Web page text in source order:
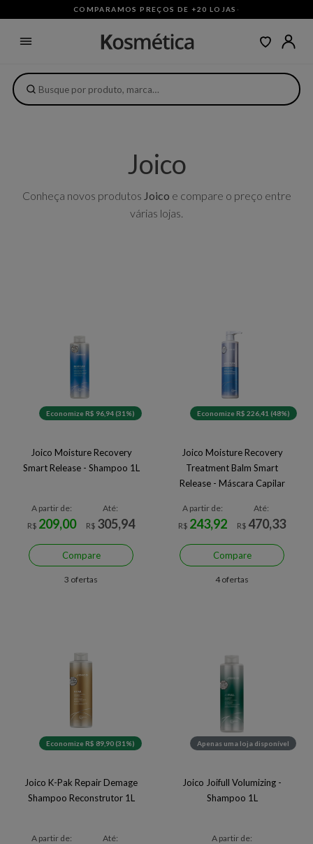
COMPARAMOS PREÇOS DE +20 LOJAS ·
Joico
Conheça novos produtos Joico e compare o preço entre
várias lojas.
Economize R$ 96,94 (31%)
Joico Moisture Recovery
Smart Release - Shampoo 1L
A partir de:
R$ 209,00
Até:
R$ 305,94
Compare
3 ofertas
Economize R$ 226,41 (48%)
Joico Moisture Recovery
Treatment Balm Smart
Release - Máscara Capilar
A partir de:
R$ 243,92
Até:
R$ 470,33
Compare
4 ofertas
Economize R$ 89,90 (31%)
Joico K-Pak Repair Demage
Shampoo Reconstrutor 1L
A partir de:
Até:
Apenas uma loja disponível
Joico Joifull Volumizing -
Shampoo 1L
A partir de: